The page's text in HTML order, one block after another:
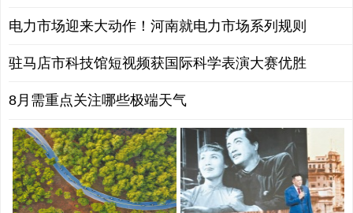
电力市场迎来大动作！河南就电力市场系列规则
驻马店市科技馆短视频获国际科学表演大赛优胜
8月需重点关注哪些极端天气